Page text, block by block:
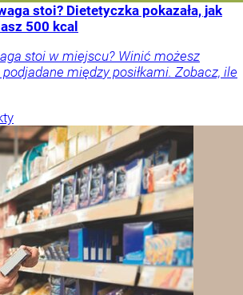
stoi? Dietetyczka pokazała, jak
500 kcal
stoi w miejscu? Winić możesz
między posiłkami. Zobacz, ile